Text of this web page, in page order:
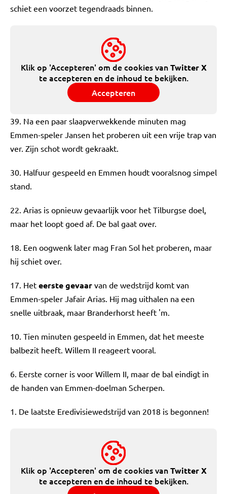
schiet een voorzet tegendraads binnen.
Klik op 'Accepteren' om de cookies vanTwitter X
te accepteren en de inhoud te bekijken.
Accepteren
39. Na een paar slaapverwekkende minuten mag
Emmen-speler Jansen het proberen uit een vrije trap van
ver. Zijn schot wordt gekraakt.
30. Halfuur gespeeld en Emmen houdt vooralsnog simpel
stand.
22. Arias is opnieuw gevaarlijk voor het Tilburgse doel,
maar het loopt goed af. De bal gaat over.
18. Een oogwenk later mag Fran Sol het proberen, maar
hij schiet over.
17. Het eerste gevaar van de wedstrijd komt van
Emmen-speler Jafair Arias. Hij mag uithalen na een
snelle uitbraak, maar Branderhorst heeft 'm.
10. Tien minuten gespeeld in Emmen, dat het meeste
balbezit heeft. Willem II reageert vooral.
6. Eerste corner is voor Willem II, maar de bal eindigt in
de handen van Emmen-doelman Scherpen.
1. De laatste Eredivisiewedstrijd van 2018 is begonnen!
Klik op 'Accepteren' om de cookies vanTwitter X
te accepteren en de inhoud te bekijken.